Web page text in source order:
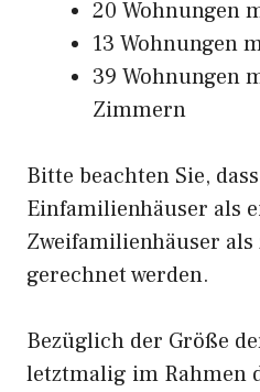
20 Wohnungen
13 Wohnungen
39 Wohnungen
Zimmern
Bitte beachten Sie,
Einfamilienhäuser als
Zweifamilienhäuser als
gerechnet werden.
Bezüglich der Größe
letztmalig im Rahmen